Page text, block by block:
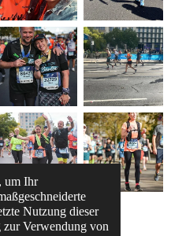
um Ihr
Nutzung dieser
zur Verwendung von
2